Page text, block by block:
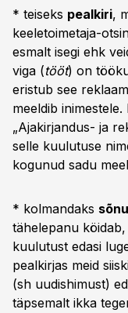
* teiseks pealkiri,
keeletoimetaja-
esmalt isegi ehk
viga (tööt) on
eristub see
meeldib
„Ajakirjandus- ja
selle kuulutuse
kogunud sadu
* kolmandaks
tähelepanu
kuulutust edasi
pealkirjas meid
(sh uudishimust)
täpsemalt ikka